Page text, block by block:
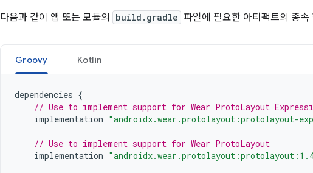
다음과 같이 앱 또는 모듈의
build.gradle 파일에 필요한 아티팩트의 종속
Groovy Kotlin
dependencies {
// Use to implement support for Wear ProtoLayout
implementation "androidx.wear.protolayout:protolayout-
// Use to implement support for Wear ProtoLayout
implementation